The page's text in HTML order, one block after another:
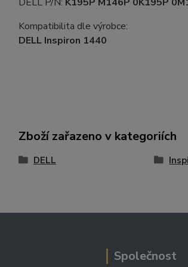
DELL P/N: K195P M146P 0K195P
Kompatibilita dle výrobce:
DELL Inspiron 1440
Zboží zařazeno v kategoriích
DELL
Společnost